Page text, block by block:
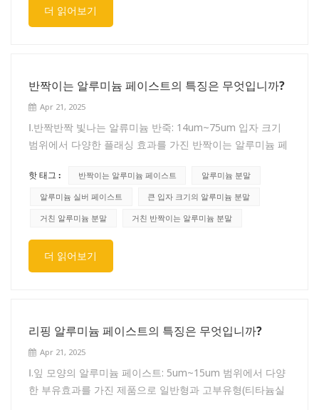
메탄올, 에탄올, 이소프로판올 등의 알코올, 에테르, 에테르,
에피클로로히드린 등의 에테르, 메틸아세테이트, 에틸아세
에테르 등의 디올 유도체 등이 포함됩니다. 기타 10가지 범
주)는 주로 필름 형성 물질을 희석하여 생산 및 건설을 위해
점성 액체를 형성합니다.
사용되는 분산제로는 폴리에틸렌 저분자 왁스, 스테아레이
더 읽어보기
반짝이는 알루미늄 페이스트의 특징은 무엇입니까?
Apr 21, 2025
Ⅰ.반짝반짝 빛나는 알류미늄 반죽: 14um~75um 입자 크기
범위에서 다양한 플래싱 효과를 가진 반짝이는 알루미늄 페
사용되며 용매는 고인화점 방향족 150# 또는 D 시리즈 탈
방향족 용매입니다.Ⅱ.특징 : 이 시리즈는 은 페이스트 독특한
깜빡임, 밝고 각도에 따른 색상 효과를 가지고 있습니다. 비
플래시 실버는 기본적으로 고운 흰색, 거친 밝기, 좋은 인화
목재 등의 코팅에도 사용할 수 있습니다.
핫 태그 : 반짝이는 알루미늄 페이스트
알루미늄 분말
알루미늄 실버 페이스트
큰 입자 크기의 알루미늄 분말
거친 알루미늄 분말
거친 반짝이는 알루미늄 분말
더 읽어보기
리핑 알루미늄 페이스트의 특징은 무엇입니까?
Apr 21, 2025
Ⅰ.잎 모양의 알루미늄 페이스트: 5um~15um 범위에서 다양
한 부유효과를 가진 제품으로 일반형과 고부유형(티타늄실